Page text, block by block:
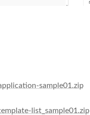
sample01.zip
list_sample01.zip